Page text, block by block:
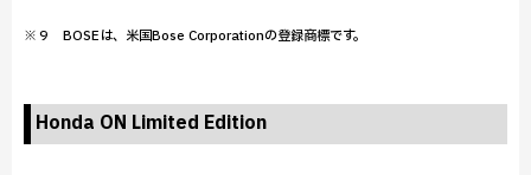
※９ BOSEは、米国Bose Corporationの登録商標です。
Honda ON Limited Edition